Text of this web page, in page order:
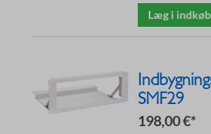
Læg i
SMF29
198,00 €*